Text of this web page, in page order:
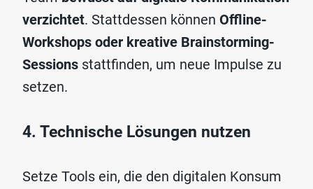
verzichtet. Stattdessen können Offline-
Workshops oder kreative Brainstorming-
Sessions stattfinden, um neue Impulse zu
setzen.
4. Technische Lösungen nutzen
Setze Tools ein, die den digitalen Konsum